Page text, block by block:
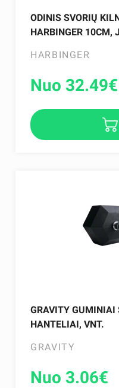
ODINIS SVORIŲ
HARBINGER 10CM,
HARBINGER
Nuo 32.49€
GRAVITY
HANTELIAI, VNT.
GRAVITY
Nuo 3.06€